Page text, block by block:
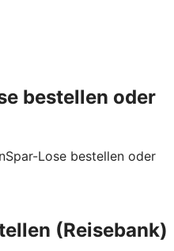
bestellen oder
Lose bestellen oder
(Reisebank)